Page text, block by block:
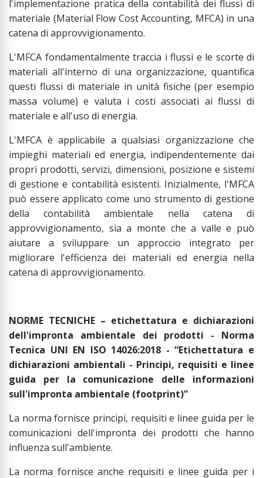
l'implementazione pratica della contabilità dei flussi di
materiale (Material Flow Cost Accounting, MFCA) in una
catena di approvvigionamento.
L'MFCA fondamentalmente traccia i flussi e le scorte di
materiali all'interno di una organizzazione, quantifica
questi flussi di materiale in unità fisiche (per esempio
massa volume) e valuta i costi associati ai flussi di
materiale e all'uso di energia.
L'MFCA è applicabile a qualsiasi organizzazione che
impieghi materiali ed energia, indipendentemente dai
propri prodotti, servizi, dimensioni, posizione e sistemi
di gestione e contabilità esistenti. Inizialmente, l'MFCA
può essere applicato come uno strumento di gestione
della contabilità ambientale nella catena di
approvvigionamento, sia a monte che a valle e può
aiutare a sviluppare un approccio integrato per
migliorare l'efficienza dei materiali ed energia nella
catena di approvvigionamento.
NORME TECNICHE – etichettatura e dichiarazioni
dell'impronta ambientale dei prodotti - Norma
Tecnica UNI EN ISO 14026:2018 - “Etichettatura e
dichiarazioni ambientali - Principi, requisiti e linee
guida per la comunicazione delle informazioni
sull'impronta ambientale (footprint)”
La norma fornisce principi, requisiti e linee guida per le
comunicazioni dell'impronta dei prodotti che hanno
influenza sull'ambiente.
La norma fornisce anche requisiti e linee guida per i